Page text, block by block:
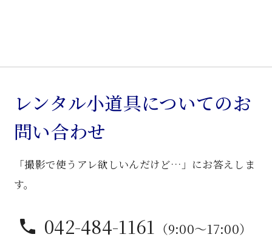
個
レンタル小道具についてのお
問い合わせ
「撮影で使うアレ欲しいんだけど…」にお答えしま
す。
042-484-1161 （9:00〜17:00）